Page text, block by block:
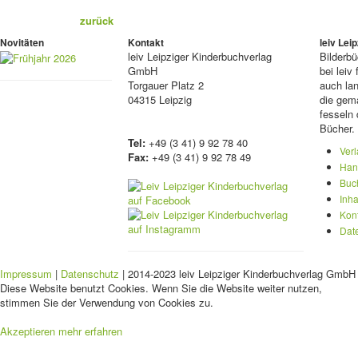
zurück
Novitäten Kontakt
leiv Leipziger Kinderbuchverlag
GmbH
Torgauer Platz 2
04315 Leipzig
Tel: +49 (3 41) 9 92 78 40
Fax: +49 (3 41) 9 92 78 49
leiv
bei leiv
auch
die
fesseln
Bücher.
Impressum | Datenschutz | 2014-2023 leiv Leipziger Kinderbuchverlag
Diese Website benutzt Cookies. Wenn Sie die Website weiter nutzen,
stimmen Sie der Verwendung von Cookies zu.
Akzeptieren mehr erfahren